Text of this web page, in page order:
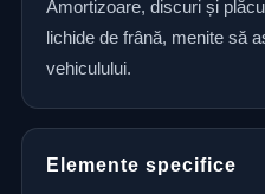
Amortizoare, discuri și
lichide de frână, menite să
vehiculului.
Elemente specifice